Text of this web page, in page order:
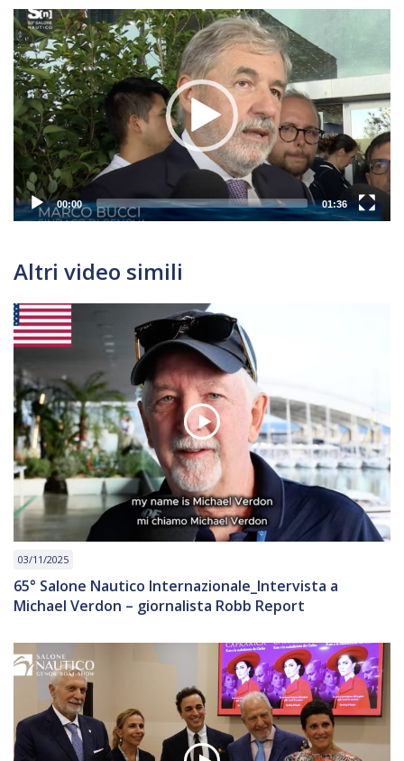
Video
Player
00:00 01:36
Altri video simili
03/11/2025
65° Salone Nautico Internazionale_Intervista a
Michael Verdon – giornalista Robb Report